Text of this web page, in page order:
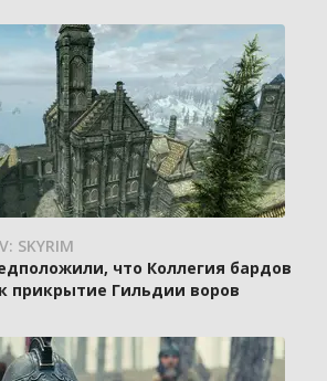
SKYRIM
что Коллегия бардов
прикрытие Гильдии воров